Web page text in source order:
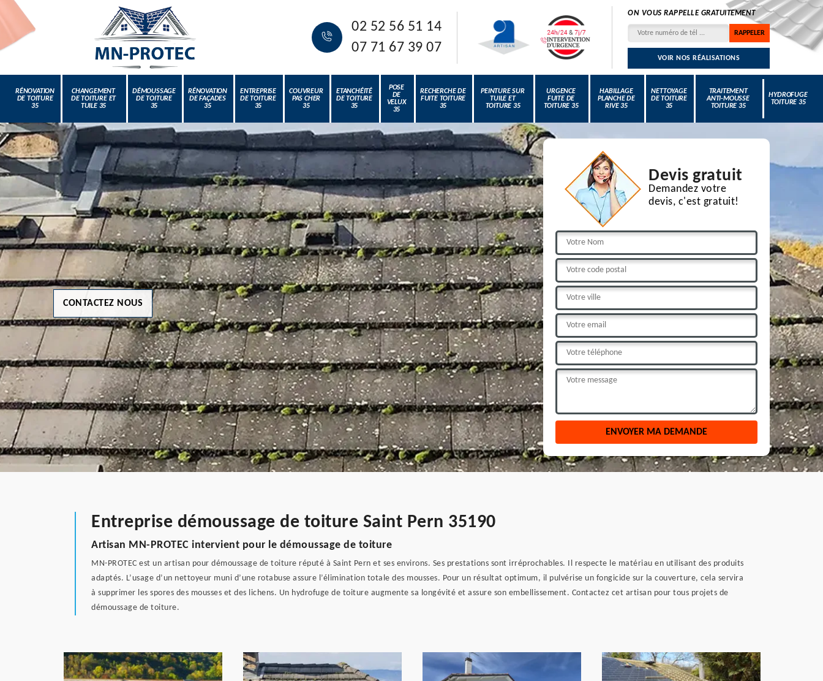
02 52 56 51 14
07 71 67 39 07
ON VOUS RAPPELLE GRATUITEMENT
VOIR NOS RÉALISATIONS
RÉNOVATION
DE TOITURE
35
CHANGEMENT
DE TOITURE ET
TUILE 35
DÉMOUSSAGE
DE TOITURE
35
RÉNOVATION
DE FAÇADES
35
ENTREPRISE
DE TOITURE
35
COUVREUR
PAS CHER
35
ETANCHÉITÉ
DE TOITURE
35
POSE
DE
VELUX
35
RECHERCHE DE
FUITE TOITURE
35
PEINTURE SUR
TUILE ET
TOITURE 35
URGENCE
FUITE DE
TOITURE 35
HABILLAGE
PLANCHE DE
RIVE 35
NETTOYAGE
DE TOITURE
35
TRAITEMENT
ANTI-MOUSSE
TOITURE 35
HYDROFUGE
TOITURE 35
CONTACTEZ NOUS
Devis gratuit
Demandez votre
devis, c'est gratuit!
Entreprise démoussage de toiture Saint Pern 35190
Artisan MN-PROTEC intervient pour le démoussage de toiture
MN-PROTEC est un artisan pour démoussage de toiture réputé à Saint Pern et ses environs. Ses prestations sont irréprochables. Il respecte le matériau en utilisant des produits
adaptés. L’usage d’un nettoyeur muni d’une rotabuse assure l’élimination totale des mousses. Pour un résultat optimum, il pulvérise un fongicide sur la couverture, cela servira
à supprimer les spores des mousses et des lichens. Un hydrofuge de toiture augmente sa longévité et assure son embellissement. Contactez cet artisan pour tous projets de
démoussage de toiture.